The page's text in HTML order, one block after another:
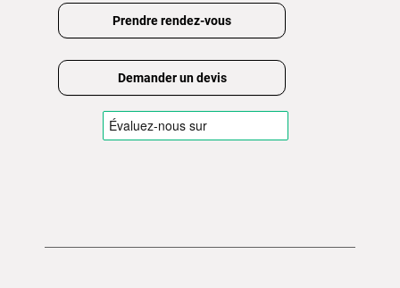
Prendre rendez-vous
Demander un devis